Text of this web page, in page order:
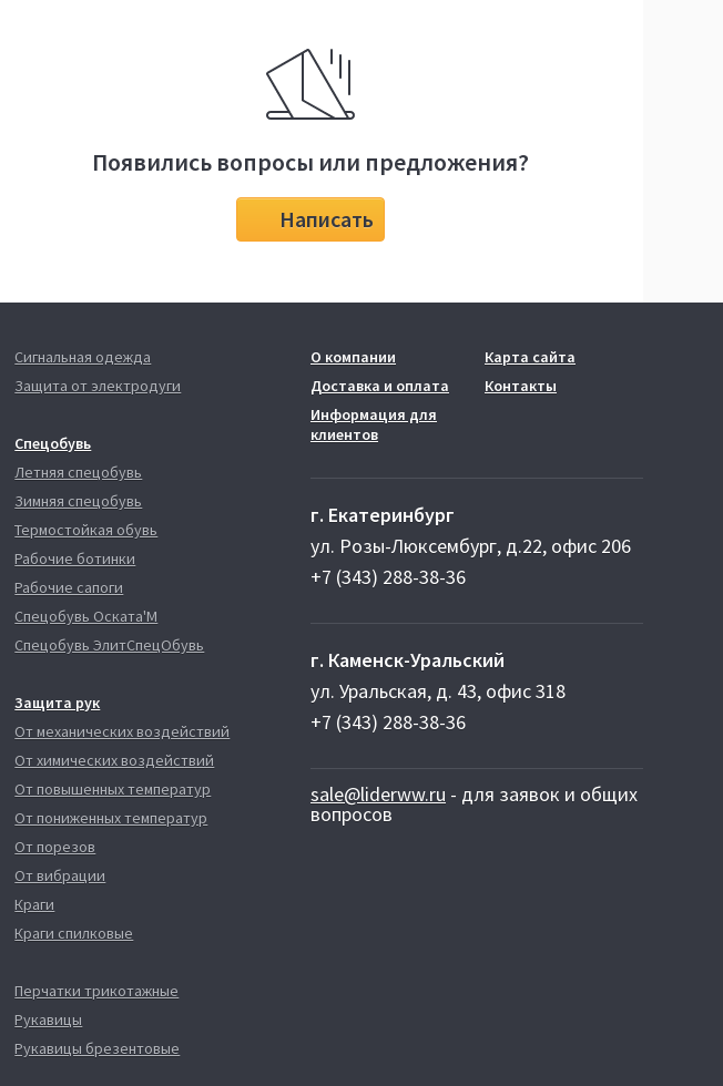
Появились вопросы или предложения?
Написать
Сигнальная одежда
Защита от электродуги
Спецобувь
Летняя спецобувь
Зимняя спецобувь
Термостойкая обувь
Рабочие ботинки
Рабочие сапоги
Спецобувь Оската'М
Спецобувь ЭлитСпецОбувь
Защита рук
От механических воздействий
От химических воздействий
От повышенных температур
От пониженных температур
От порезов
От вибрации
Краги
Краги спилковые
Перчатки трикотажные
Рукавицы
Рукавицы брезентовые
О компании
Доставка и оплата
Информация для
клиентов
Карта сайта
Контакты
г. Екатеринбург
ул. Розы-Люксембург, д.22, офис 206
+7 (343) 288-38-36
г. Каменск-Уральский
ул. Уральская, д. 43, офис 318
+7 (343) 288-38-36
sale@liderww.ru - для заявок и общих
вопросов